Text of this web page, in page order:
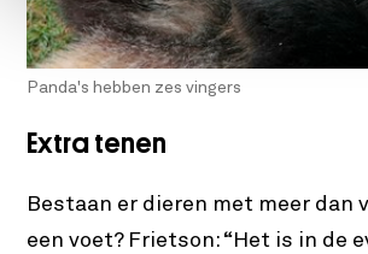
Panda's hebben zes vingers
Extra tenen
Bestaan er dieren met meer dan
een voet? Frietson: “Het is in de